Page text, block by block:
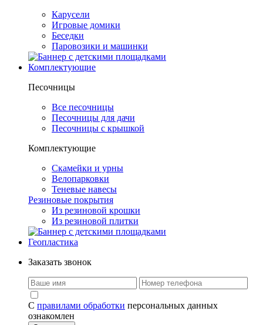
Карусели
Игровые домики
Беседки
Паровозики и машинки
Комплектующие
Песочницы
Все песочницы
Песочницы для дачи
Песочницы с крышкой
Комплектующие
Скамейки и урны
Велопарковки
Теневые навесы
Резиновые покрытия
Из резиновой крошки
Из резиновой плитки
Геопластика
Заказать звонок
С правилами обработки персональных данных
ознакомлен